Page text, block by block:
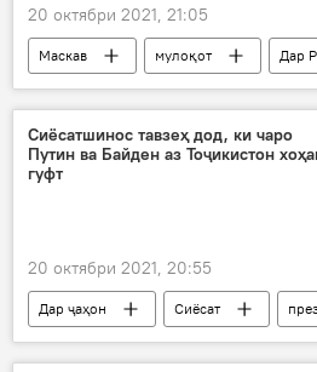
20 октябри 2021, 21:05
Маскав мулоқот Дар
Сиёсатшинос тавзеҳ дод, ки чаро
Путин ва Байден аз Тоҷикистон
гуфт
20 октябри 2021, 20:55
Дар ҷаҳон Сиёсат
ИМА
Владимир Путин